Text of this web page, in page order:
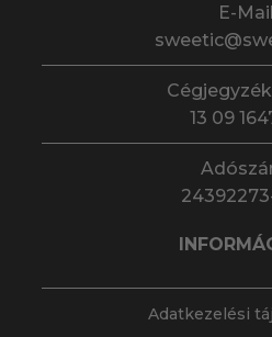
E-Mail
13 09
Adatkezelési